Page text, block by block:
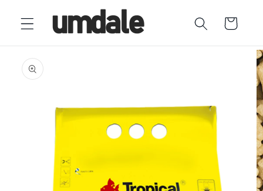
directamente
al contenido
Carrito
a la
información